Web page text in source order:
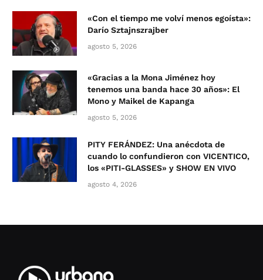
«Con el tiempo me volví menos egoísta»:
Darío Sztajnszrajber
agosto 5, 2026
«Gracias a la Mona Jiménez hoy
tenemos una banda hace 30 años»: El
Mono y Maikel de Kapanga
agosto 5, 2026
PITY FERÁNDEZ: Una anécdota de
cuando lo confundieron con VICENTICO,
los «PITI-GLASSES» y SHOW EN VIVO
agosto 4, 2026